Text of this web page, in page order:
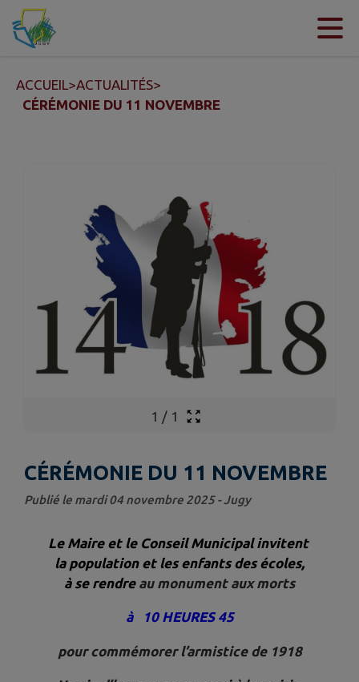
Contenu
ACCUEIL>ACTUALITÉS>
CÉRÉMONIE DU 11 NOVEMBRE
1 / 1
CÉRÉMONIE DU 11 NOVEMBRE
Publié le mardi 04 novembre 2025 - Jugy
Le Maire et le Conseil Municipal invitent
la population et les enfants des écoles,
à se rendre au monument aux morts
à 10 HEURES 45
pour commémorer l’armistice de 1918